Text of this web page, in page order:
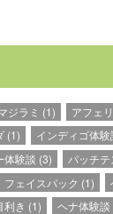
ジラミ (1) アフェ
(1) インディゴ体験
体験談 (3) パッチテ
フェイスパック (1)
利き (1) ヘナ体験談